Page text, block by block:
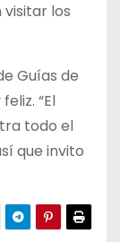
los
Guías de
“El
todo el
que invito